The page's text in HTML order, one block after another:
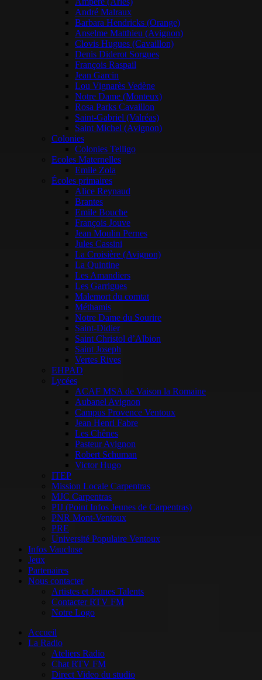
André Malraux
Barbara Hendricks (Orange)
Anselme Matthieu (Avignon)
Clovis Hugues (Cavaillon)
Denis Diderot Sorgues
François Raspail
Jean Garcin
Lou Vignarès Vedène
Notre Dame (Monteux)
Rosa Parks Cavaillon
Saint-Gabriel (Valréas)
Saint Michel (Avignon)
Colonies
Colonies Telligo
Ecoles Maternelles
Emile Zola
Écoles primaires
Alice Reynaud
Brantes
Emile Bouche
François Jouve
Jean Moulin Pernes
Jules Cassini
La Croisière (Avignon)
La Quintine
Les Amandiers
Les Garrigues
Malemort du comtat
Méthamis
Notre Dame du Sourire
Saint-Didier
Saint Christol d’Albion
Saint Joseph
Vertes Rives
EHPAD
Lycées
ACAF MSA de Vaison la Romaine
Aubanel Avignon
Campus Provence Ventoux
Jean Henri Fabre
Les Chênes
Pasteur Avignon
Robert Schuman
Victor Hugo
ITEP
Mission Locale Carpentras
MJC Carpentras
PIJ (Point Infos Jeunes de Carpentras)
PNR Mont-Ventoux
PRE
Université Populaire Ventoux
Infos Vaucluse
Jeux
Partenaires
Nous contacter
Artistes et Jeunes Talents
Contacter RTV FM
Notre Logo
Accueil
La Radio
Ateliers Radio
Chat RTV FM
Direct Video du studio